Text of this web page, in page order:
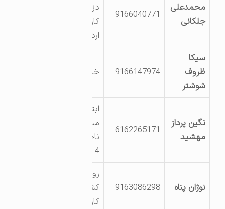
محمدعلی
جلکانی
9166040771
دزفول نرسیده به
کارخانه آرد جوانه
اردوگاه هلال احمر
سیکا
ظروف
شوشتر
9166147974 خیابان صنعت5
نگین پرداز
مهشید
6162265171
ابتدای جاده
مسجدسلیمان-
ناحیه صنعتی-کوچه
نوژان پناه 9163086298
روستای ملکی -سوله
کشت و صنعت
کارون